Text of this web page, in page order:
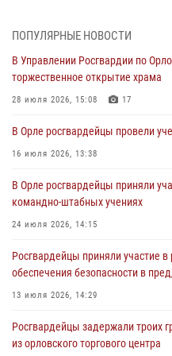
первое полугодие
05 августа 2026, 13:12
совершении противоправных
04 августа 2026, 14:21
В Орле приняли присягу 28 новых
04 августа 2026, 14:06
предоставлении госуслуг
ПОПУЛЯРНЫЕ НОВОСТИ
В Управлении Росгвардии по
торжественное открытие храма
28 июля 2026, 15:08 17
В Орле росгвардейцы провели
16 июля 2026, 13:38
В Орле росгвардейцы приняли
командно-штабных учениях
24 июля 2026, 14:15
Росгвардейцы приняли участие
обеспечения безопасности в
13 июля 2026, 14:29
Росгвардейцы задержали троих
из орловского торгового центра